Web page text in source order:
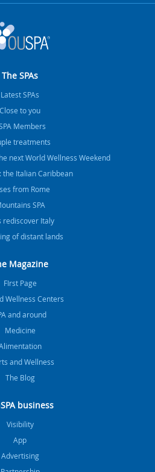
The SPAs
Latest SPAs
Close to you
Members
treatments
next World Wellness Weekend
the Italian Caribbean
from Rome
SPA
rediscover Italy
of distant lands
Magazine
FIrst Page
Wellness Centers
and around
Medicine
and Wellness
The Blog
business
Visibility
App
Advertising